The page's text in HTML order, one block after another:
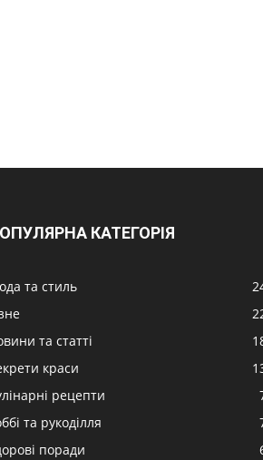
КАТЕГОРІЯ
та стиль
та статті
краси
рецепти
та рукоділля
поради